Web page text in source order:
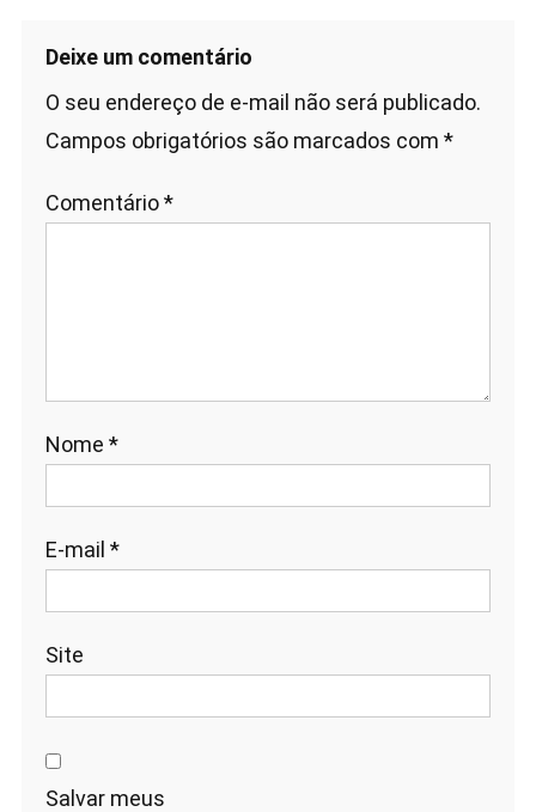
Deixe um comentário
O seu endereço de e-mail não será publicado.
Campos obrigatórios são marcados com *
Comentário*
Nome *
E-mail *
Site
Salvar meus